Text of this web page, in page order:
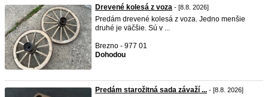
Drevené kolesá z voza - [8.8. 2026]
Predám drevené kolesá z voza. Jedno menšie
druhé je väčšie. Sú v ...
Brezno - 977 01
Dohodou
Predám starožitná sada závaží ... - [8.8. 2026]